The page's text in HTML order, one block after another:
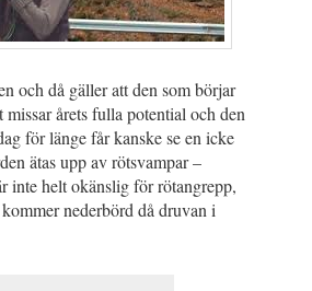
och då gäller att den som börjar
årets fulla potential och den
för länge får kanske se en icke
ätas upp av rötsvampar –
inte helt okänslig för rötangrepp,
nederbörd då druvan i